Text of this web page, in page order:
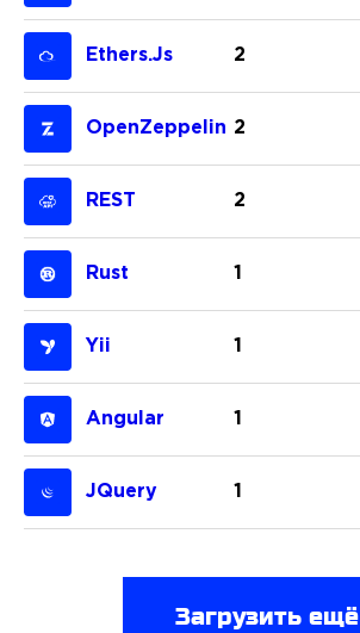
Ethers.js 2
OpenZeppelin 2
REST 2
Rust 1
Yii 1
Angular 1
JQuery 1
Загрузить ещё